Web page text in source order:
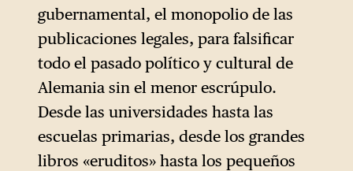
gubernamental, el monopolio de las
publicaciones legales, para falsificar
todo el pasado político y cultural de
Alemania sin el menor escrúpulo.
Desde las universidades hasta las
escuelas primarias, desde los grandes
libros «eruditos» hasta los pequeños